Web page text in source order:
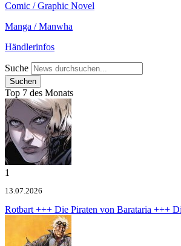
Comic / Graphic Novel
Manga / Manwha
Händlerinfos
Suche
Top 7 des Monats
1
13.07.2026
Rotbart +++ Die Piraten von Barataria +++